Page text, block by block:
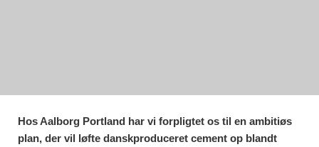
Hos Aalborg Portland har vi forpligtet os til en ambitiøs
plan, der vil løfte danskproduceret cement op blandt